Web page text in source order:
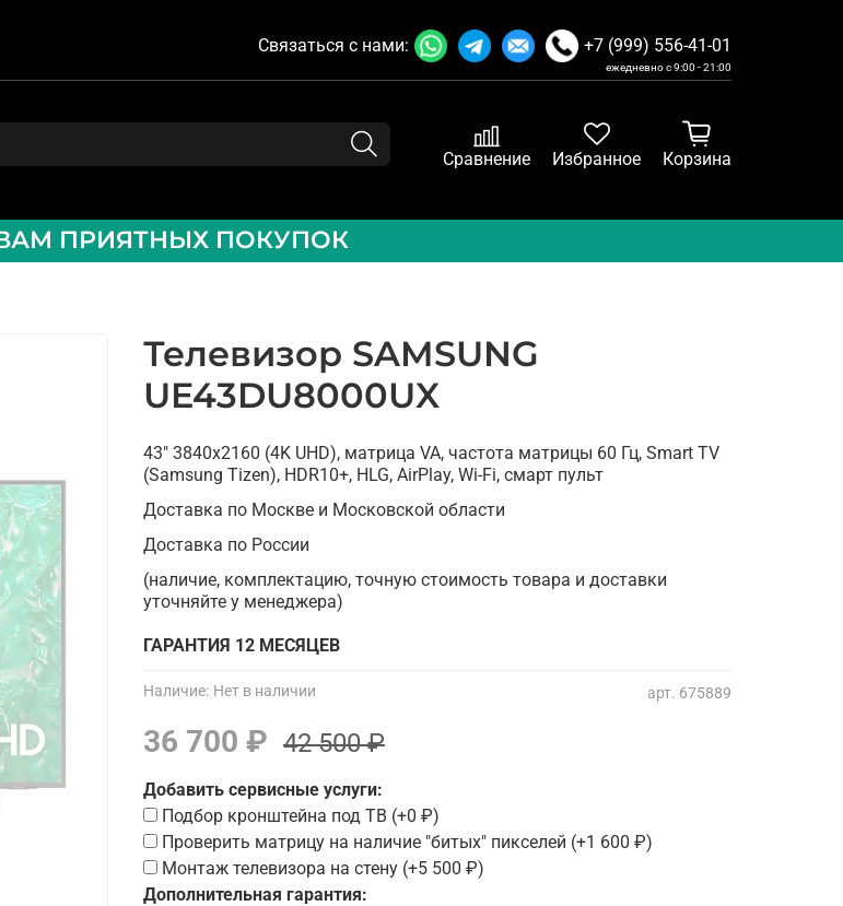
Связаться с нами: +7 (999) 556-41-01
ежедневно с 9:00 - 21:00
Сравнение Избранное Корзина
ПРИЯТНЫХ ПОКУПОК
арт. 675889
Наличие: Нет в наличии
Телевизор SAMSUNG
UE43DU8000UX
36 700 ₽ 42 500 ₽
Дополнительная гарантия:
Добавить сервисные услуги:
Подбор кронштейна под ТВ (+0 ₽)
Проверить матрицу на наличие "битых" пикселей (+1 600 ₽)
Монтаж телевизора на стену (+5 500 ₽)
43" 3840x2160 (4K UHD), матрица VA, частота матрицы 60 Гц, Smart TV
(Samsung Tizen), HDR10+, HLG, AirPlay, Wi-Fi, смарт пульт
Доставка по Москве и Московской области
Доставка по России
(наличие, комплектацию, точную стоимость товара и доставки
уточняйте у менеджера)
ГАРАНТИЯ 12 МЕСЯЦЕВ